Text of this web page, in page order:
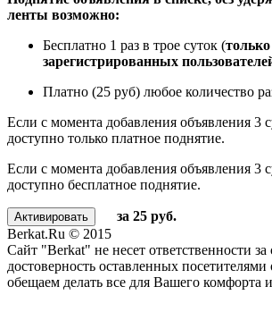
ленты возможно:
Бесплатно 1 раз в трое суток (
зарегистрированных
Платно (25 руб) любое количество
Если с момента добавления объявления 3
доступно только платное поднятие.
Если с момента добавления объявления 3
доступно бесплатное поднятие.
за 25 руб.
Berkat.Ru © 2015
Сайт "Berkat" не несет ответственности
достоверность оставленных
обещаем делать все для Вашего комфорта